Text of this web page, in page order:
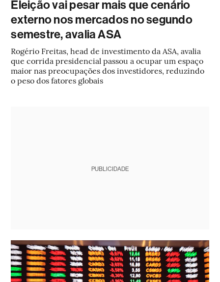
Eleição vai pesar mais que cenário
externo nos mercados no segundo
semestre, avalia ASA
Rogério Freitas, head de investimento da ASA, avalia
que corrida presidencial passou a ocupar um espaço
maior nas preocupações dos investidores, reduzindo
o peso dos fatores globais
PUBLICIDADE